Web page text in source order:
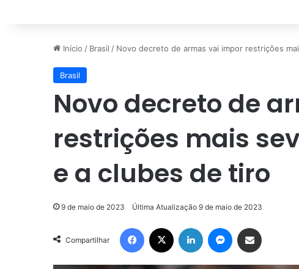
Início / Brasil / Novo decreto de armas vai impor restrições
Brasil
Novo decreto de
restrições mais
e a clubes de tiro
9 de maio de 2023 Última Atualização 9 de maio de 2023
Compartilhar
Facebook Linkedin Messenger